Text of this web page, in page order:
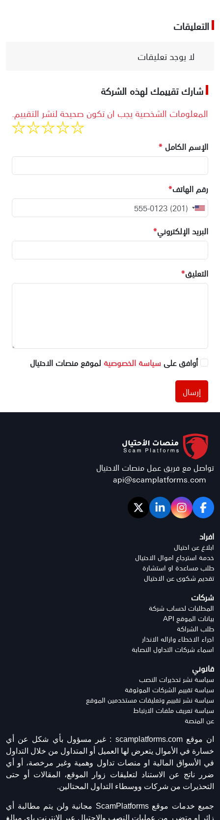
التعليقات
لا يوجد تعليقات
شارك تقييمك لهذه الشركة
المعلومات الشخصية يجب ان تكون صحيحة لنشر التقييم.
الإسم الكامل *
رقم الهاتف*
البريد الإلكتروني*
التعليق*
أوافق على سياسة الخصوصية لموقع منصات الاحتيال
إرسال
تواصل مع فريق عمل منصات الاحتيال
api@scamplatforms.com
افراد
ابلاغ عن احتيال
خدمة استرجاع اموال الاحتيال
طلب مساعدة او استشارة
تقديم شكوى عن الاحتيال
شركات
المطلبات لحساب شركة
بيانات الموقع API
طلب الشراكة
اجراء الاخطاء وازاله الانذار
اسماء شركات التداول النصابة
قانوني
سياسة نشر تحذيرات النصب
سياسة تقييم الشركات الموثوقة
سياسة نشر تقييم وتعليقات مستخدمين الموقع
سياسة تعريف ملفات الارتباط
عن المنصة
ان موقع scamplatforms.com :
غير مسؤول بأي شكل عن أي
خسارة في الأموال يتعرض لها العميل أو المتداول من خلال التداول
في الأسواق المالية او منصات تداول وهمية وغير مرخصة، أو أي
ضرر ناتج عن الاستناد لتعليقات زوار الموقع، المقالات أو حتى
التحذيرات من شركات ووسطاء التداول المحتالين.
جميع خدمات موقع ScamPlatforms مجانية ولن يتم مطالبة أي
زائر او متضرر من عمليات النصب والاحتيال عبر الانترنت باي مبالغ